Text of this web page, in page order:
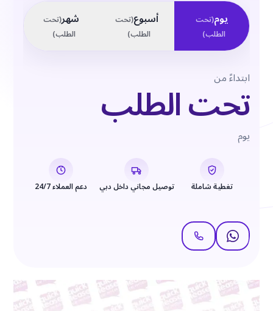
يوم(تحت
الطلب)
أسبوع(تحت
الطلب)
شهر(تحت
الطلب)
ابتداءً من
تحت الطلب
يوم
تغطية شاملة توصيل مجاني داخل دبي دعم العملاء 24/7